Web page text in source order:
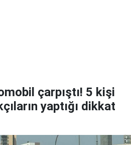
çarpıştı! 5 kişi
yaptığı dikkat